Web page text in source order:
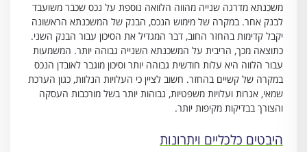
משכנתא מדרגה שנייה מהווה הלוואה נוספת על נכס שכבר משועבד
לבנק אחר. במקרה של מימוש הנכס, הבנק של המשכנתא הראשונה
יקבל קדימות בהחזר החוב, דבר המגדיל את הסיכון עבור הבנק השני.
כתוצאה מכך, הריבית על המשכנתא השנייה גבוהה יותר. המשמעות
עבור הלווה היא עלות חודשית גבוהה יותר וסיכון מוגבר לאובדן הנכס
במקרה של קשיים בהחזר. חשוב לציין כי העלויות הנלוות, כגון הערכת
שמאי, אגרות ועלויות משפטיות, גבוהות יותר בשל מורכבות העסקה
והצורך בבדיקות מקיפות יותר.
היבטים כלכליים ויתרונות